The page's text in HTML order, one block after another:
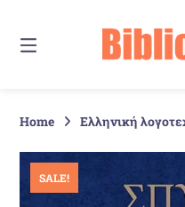
Inhalt
Home Ελληνική
SALE!